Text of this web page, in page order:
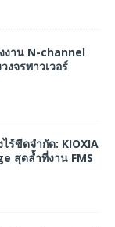
งาน N-channel
งจรพาวเวอร์
ร้ขีดจำกัด: KIOXIA
สุดล้ำที่งาน FMS